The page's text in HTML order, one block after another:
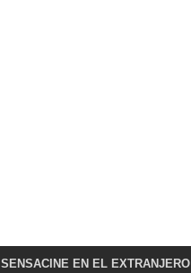
SENSACINE EN EL EXTRANJERO